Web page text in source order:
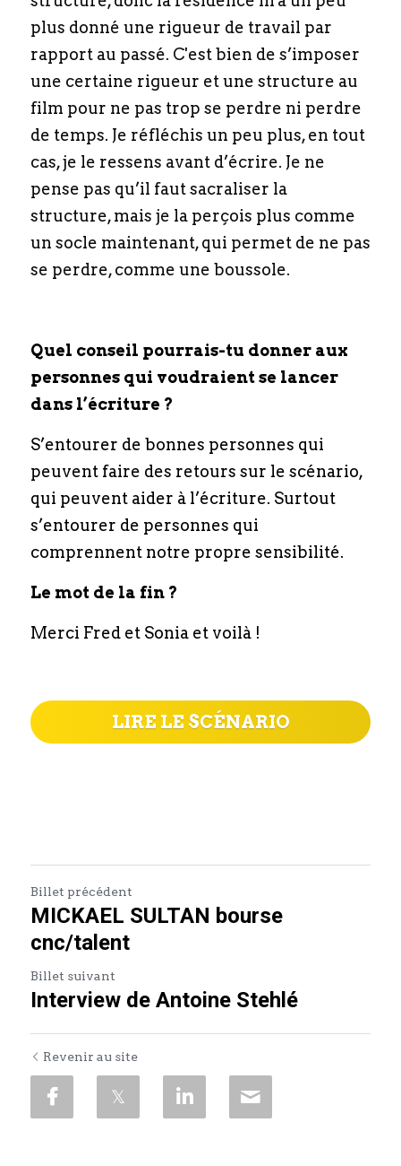
plus donné une rigueur de travail par
rapport au passé. C'est bien de s’imposer
une certaine rigueur et une structure au
film pour ne pas trop se perdre ni perdre
de temps. Je réfléchis un peu plus, en tout
cas, je le ressens avant d’écrire. Je ne
pense pas qu’il faut sacraliser la
structure, mais je la perçois plus comme
un socle maintenant, qui permet de ne pas
se perdre, comme une boussole.
Quel conseil pourrais-tu donner aux
personnes qui voudraient se lancer
dans l’écriture ?
S’entourer de bonnes personnes qui
peuvent faire des retours sur le scénario,
qui peuvent aider à l’écriture. Surtout
s’entourer de personnes qui
comprennent notre propre sensibilité.
Le mot de la fin ?
Merci Fred et Sonia et voilà !
LIRE LE SCÉNARIO
Billet précédent
MICKAEL SULTAN bourse
cnc/talent
Billet suivant
Interview de Antoine Stehlé
Revenir au site